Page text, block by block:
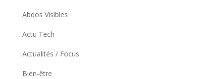
Abdos Visibles
Actu Tech
Actualités / Focus
Bien-être